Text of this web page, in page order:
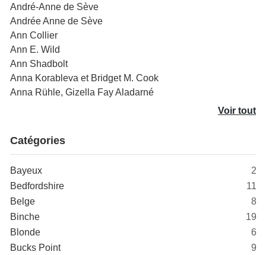
André-Anne de Sève
Andrée Anne de Sève
Ann Collier
Ann E. Wild
Ann Shadbolt
Anna Korableva et Bridget M. Cook
Anna Rühle, Gizella Fay Aladarné
Voir tout
Catégories
Bayeux
2
Bedfordshire
11
Belge
8
Binche
19
Blonde
6
Bucks Point
9